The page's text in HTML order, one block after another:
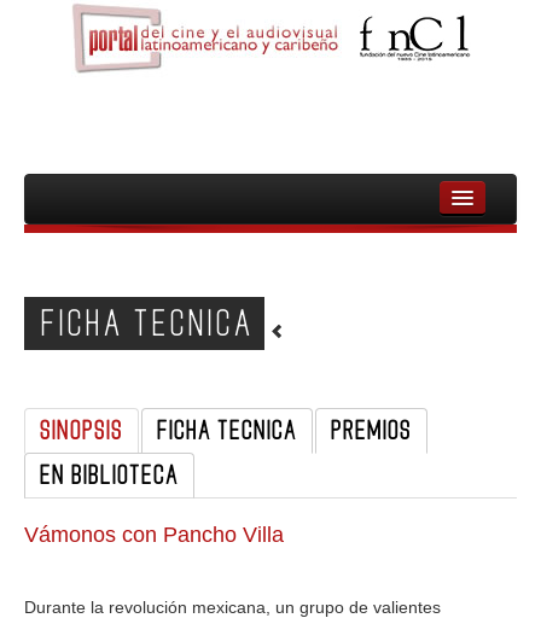
INICIO
PELICULAS
DOCUMENTALES
MUJERES
AUDIOVISUAL INDIGENA Y COMUNITARIO
FICHA TECNICA
SINOPSIS FICHA TECNICA
PREMIOS
EN BIBLIOTECA
Vámonos con Pancho Villa
Durante la revolución mexicana, un grupo de valientes